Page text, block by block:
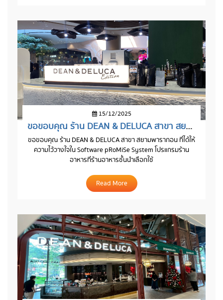
15/12/2025
ขอขอบคุณ ร้าน DEAN & DELUCA สาขา สยามพารากอน
ขอขอบคุณ ร้าน DEAN & DELUCA สาขา สยามพารากอน ที่ได้ให้
ความไว้วางใจใน Software pRoMiSe System โปรแกรมร้าน
อาหารที่ร้านอาหารชั้นนำเลือกใช้
Read More